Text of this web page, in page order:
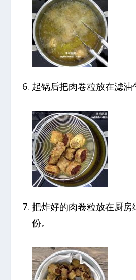
起锅后把肉卷粒放在滤油
把炸好的肉卷粒放在厨房
份。